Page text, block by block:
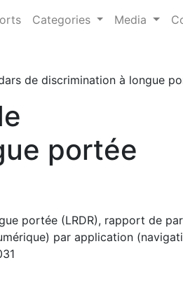
Categories Media
de discrimination à longue
portée
portée (LRDR), rapport de
par application